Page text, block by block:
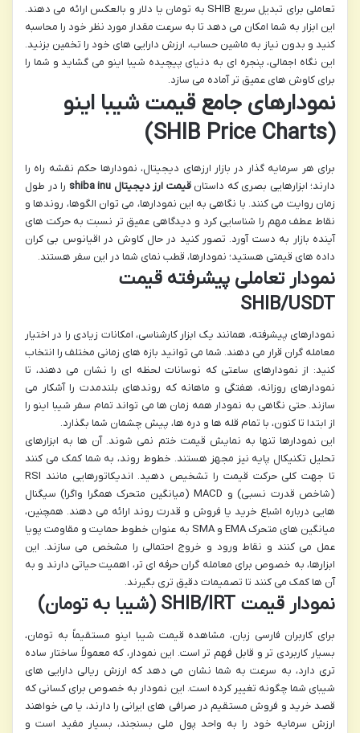
تعاملی برای تبدیل سریع SHIB به تومان یا دلار و بالعکس ارائه می دهند.
این ابزار به شما امکان می دهد تا به سرعت مقدار مورد نظر خود را محاسبه
کنید و بدون نیاز به ماشین حساب، ارزش دارایی های خود را تخمین بزنید.
این نگاه اجمالی، پنجره ای به دنیای پیچیده شیبا اینو می گشاید و شما را
برای کاوش های عمیق تر آماده می سازد.
نمودارهای جامع قیمت شیبا اینو
(SHIB Price Charts)
برای هر سرمایه گذار در بازار ارزهای دیجیتال، نمودارها حکم نقشه راه را
دارند؛ ابزارهایی بصری که داستانقیمت ارز دیجیتال shiba inu
را در طول
زمان روایت می کنند. با نگاهی به این نمودارها، می توان الگوها، روندها و
نقاط عطف مهم را شناسایی کرد و دیدگاهی عمیق تر نسبت به حرکت های
آینده بازار به دست آورد. تصور کنید در حال کاوش در اقیانوس بی کران
داده های قیمتی هستید؛ نمودارها، قطب نمای شما در این سفر هستند.
نمودار تعاملی پیشرفته قیمت
SHIB/USDT
نمودارهای پیشرفته، همانند یک ابزار کارشناسی، امکانات زیادی را در اختیار
معامله گران قرار می دهند. شما می توانید بازه های زمانی مختلف را انتخاب
کنید: از نمودارهای ساعتی که نوسانات لحظه ای را نشان می دهند، تا
نمودارهای روزانه، هفتگی و ماهانه که روندهای بلندمدت را آشکار می
سازند. حتی نگاهی به نمودار همه زمان ها می تواند تمام سفر شیبا اینو را
از ابتدا تا کنون، با تمام قله ها و دره ها، پیش چشمان شما بگذارد.
این نمودارها تنها به نمایش قیمت ختم نمی شوند. آن ها به ابزارهای
تحلیل تکنیکال پایه نیز مجهز هستند. خطوط روند، به شما کمک می کنند
تا جهت کلی حرکت قیمت را تشخیص دهید. اندیکاتورهایی مانند RSI
(شاخص قدرت نسبی) و MACD (میانگین متحرک همگرا واگرا) سیگنال
هایی درباره اشباع خرید یا فروش و قدرت روند ارائه می دهند. همچنین،
میانگین های متحرک EMA و SMA به عنوان خطوط حمایت و مقاومت پویا
عمل می کنند و نقاط ورود و خروج احتمالی را مشخص می سازند. این
ابزارها، به خصوص برای معامله گران حرفه ای تر، اهمیت حیاتی دارند و به
آن ها کمک می کنند تا تصمیمات دقیق تری بگیرند.
نمودار قیمت SHIB/IRT (شیبا به تومان)
برای کاربران فارسی زبان، مشاهده قیمت شیبا اینو مستقیماً به تومان،
بسیار کاربردی تر و قابل فهم تر است. این نمودار، که معمولاً ساختار ساده
تری دارد، به سرعت به شما نشان می دهد که ارزش ریالی دارایی های
شیبای شما چگونه تغییر کرده است. این نمودار به خصوص برای کسانی که
قصد خرید و فروش مستقیم در صرافی های ایرانی را دارند، یا می خواهند
ارزش سرمایه خود را به واحد پول ملی بسنجند، بسیار مفید است و